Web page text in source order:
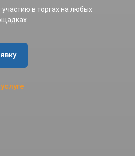
в торгах на любых